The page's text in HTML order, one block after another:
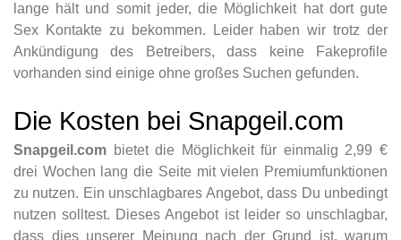
lange hält und somit jeder, die Möglichkeit hat dort gute
Sex Kontakte zu bekommen. Leider haben wir trotz der
Ankündigung des Betreibers, dass keine Fakeprofile
vorhanden sind einige ohne großes Suchen gefunden.
Die Kosten bei Snapgeil.com
Snapgeil.com bietet die Möglichkeit für einmalig 2,99 €
drei Wochen lang die Seite mit vielen Premiumfunktionen
zu nutzen. Ein unschlagbares Angebot, dass Du unbedingt
nutzen solltest. Dieses Angebot ist leider so unschlagbar,
dass dies unserer Meinung nach der Grund ist, warum